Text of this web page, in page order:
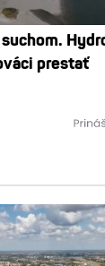
prestať